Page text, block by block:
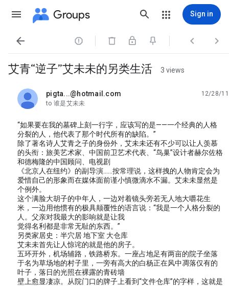
Groups Sign in
   
艾青“逆子”艾未未的另类生活 3 views
pigta...@hotmail.com
unread,
12/28/11
to 谁是艾未未
“如果要在我的墓碑上刻一行字，应该写的是——一个经典的人格
分裂的人，他代表了那个时代所有的缺陷。”
除了著名诗人艾青之子的身份外，艾未未还有不少可以让人羡慕
的头衔：旅美艺术家、中国前卫艺术代表、“鸟巢”设计者赫尔佐格
和德梅隆的中国顾问、电视剧
《北京人在纽约》的副导演……按常理说，这样拽的人物肯定会为
爱惜自己的形象而在媒体面前谨小慎微滴水不漏。艾未未显然是
个例外。
这个满脸大胡子的中年人，一边对着镜头旁若无人地大嚼花生
米，一边用他惯有的极具颠覆性的语言说：“我是一个人格分裂的
人。父亲对我最大的影响就是让我
觉得名利都是非常无耻的东西。”
另类家居史：半穴居 地下室 大仓库
艾未未首先让人惊诧的就是他的房子。
五环开外，机场辅路，铁路桥东。一座占地足有两亩的院子坐落
于名为草场地的村子里，一旁有高大的白杨正在风中凋落仅有的
叶子，落日的光照在裸露的青砖墙
壁上愈显凄凉。从院门口的牌子上看到“文件仓库”的字样，这就是